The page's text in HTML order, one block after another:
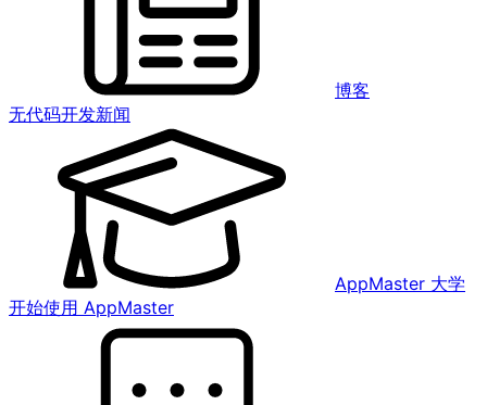
博客
无代码开发新闻
AppMaster 大学
开始使用 AppMaster